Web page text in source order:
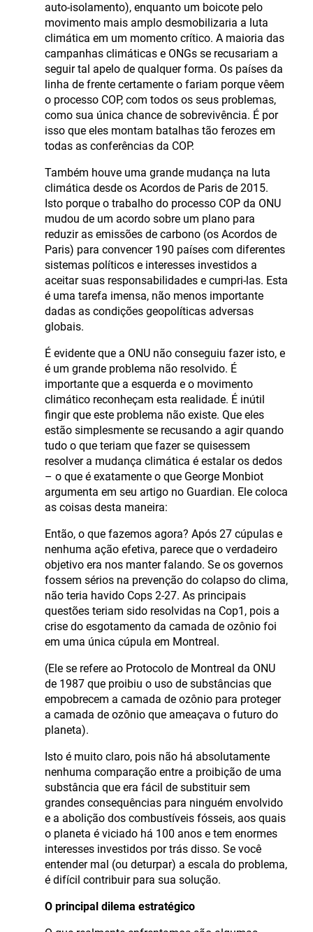
auto-isolamento), enquanto um boicote pelo
movimento mais amplo desmobilizaria a luta
climática em um momento crítico. A maioria das
campanhas climáticas e ONGs se recusariam a
seguir tal apelo de qualquer forma. Os países da
linha de frente certamente o fariam porque vêem
o processo COP, com todos os seus problemas,
como sua única chance de sobrevivência. É por
isso que eles montam batalhas tão ferozes em
todas as conferências da COP.
Também houve uma grande mudança na luta
climática desde os Acordos de Paris de 2015.
Isto porque o trabalho do processo COP da ONU
mudou de um acordo sobre um plano para
reduzir as emissões de carbono (os Acordos de
Paris) para convencer 190 países com diferentes
sistemas políticos e interesses investidos a
aceitar suas responsabilidades e cumpri-las. Esta
é uma tarefa imensa, não menos importante
dadas as condições geopolíticas adversas
globais.
É evidente que a ONU não conseguiu fazer isto, e
é um grande problema não resolvido. É
importante que a esquerda e o movimento
climático reconheçam esta realidade. É inútil
fingir que este problema não existe. Que eles
estão simplesmente se recusando a agir quando
tudo o que teriam que fazer se quisessem
resolver a mudança climática é estalar os dedos
– o que é exatamente o que George Monbiot
argumenta em seu artigo no Guardian. Ele coloca
as coisas desta maneira:
Então, o que fazemos agora? Após 27 cúpulas e
nenhuma ação efetiva, parece que o verdadeiro
objetivo era nos manter falando. Se os governos
fossem sérios na prevenção do colapso do clima,
não teria havido Cops 2-27. As principais
questões teriam sido resolvidas na Cop1, pois a
crise do esgotamento da camada de ozônio foi
em uma única cúpula em Montreal.
(Ele se refere ao Protocolo de Montreal da ONU
de 1987 que proibiu o uso de substâncias que
empobrecem a camada de ozônio para proteger
a camada de ozônio que ameaçava o futuro do
planeta).
Isto é muito claro, pois não há absolutamente
nenhuma comparação entre a proibição de uma
substância que era fácil de substituir sem
grandes consequências para ninguém envolvido
e a abolição dos combustíveis fósseis, aos quais
o planeta é viciado há 100 anos e tem enormes
interesses investidos por trás disso. Se você
entender mal (ou deturpar) a escala do problema,
é difícil contribuir para sua solução.
O principal dilema estratégico